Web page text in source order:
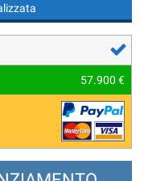
57.900 €